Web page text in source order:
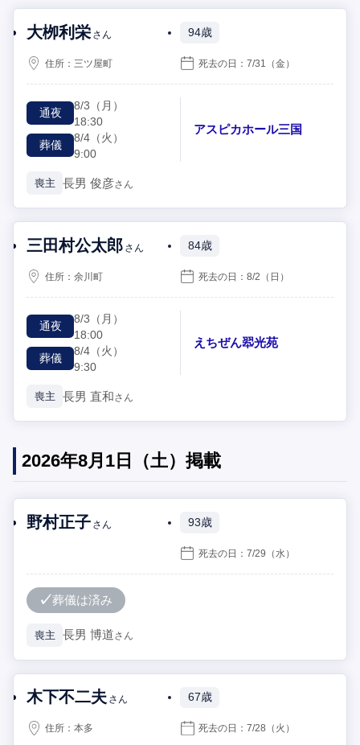
大栁利栄 さん 94歳
住所： 三ツ屋町 死去の日：7/31 （金）
通夜
8/3 （月）
18:30
葬儀
8/4 （火）
9:00
アスピカホール三国
喪主 長男 俊彦さん
三田村公太郎 さん 84歳
住所：余川町 死去の日：8/2 （日）
通夜
8/3 （月）
18:00
葬儀
8/4 （火）
9:30
えちぜん翆光苑
喪主 長男 直和さん
2026年8月1日（土）掲載
野村正子 さん 93歳
死去の日：7/29 （水）
葬儀は済み
喪主 長男 博道さん
木下不二夫 さん 67歳
住所：本多 死去の日：7/28 （火）